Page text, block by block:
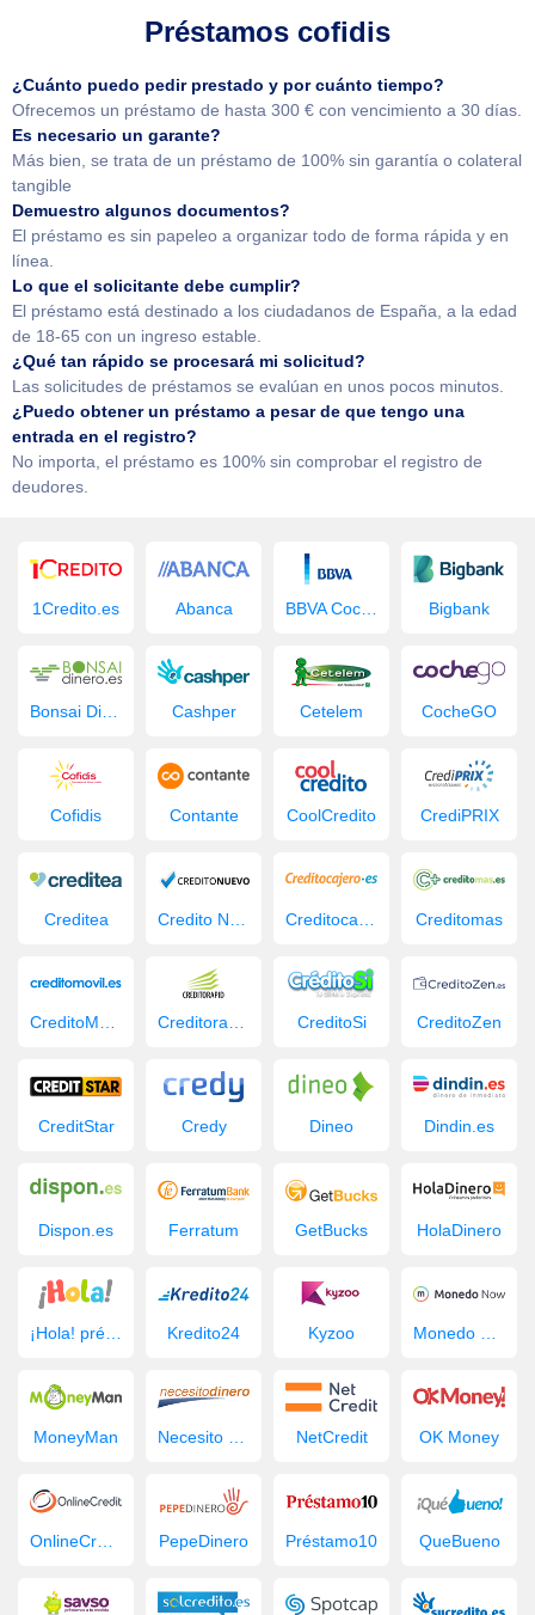
Préstamos cofidis
¿Cuánto puedo pedir prestado y por cuánto tiempo?
Ofrecemos un préstamo de hasta 300 € con vencimiento a 30 días.
Es necesario un garante?
Más bien, se trata de un préstamo de 100% sin garantía o colateral
tangible
Demuestro algunos documentos?
El préstamo es sin papeleo a organizar todo de forma rápida y en
línea.
Lo que el solicitante debe cumplir?
El préstamo está destinado a los ciudadanos de España, a la edad
de 18-65 con un ingreso estable.
¿Qué tan rápido se procesará mi solicitud?
Las solicitudes de préstamos se evalúan en unos pocos minutos.
¿Puedo obtener un préstamo a pesar de que tengo una
entrada en el registro?
No importa, el préstamo es 100% sin comprobar el registro de
deudores.
1Credito.es Abanca Bigbank
Bonsai Dinero Cashper Cetelem CocheGO
Cofidis Contante CoolCredito CrediPRIX
Creditea Creditomas
CreditoMovil.es Creditorapid CreditoSi CreditoZen
CreditStar Credy Dineo Dindin.es
Dispon.es Ferratum GetBucks HolaDinero
¡Hola! préstamo Kredito24 Kyzoo Monedo Now
MoneyMan NetCredit OK Money
PepeDinero Préstamo10 QueBueno